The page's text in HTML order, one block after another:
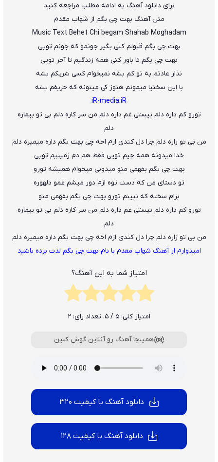
برای دانلود آهنگ به ادامه مطلب مراجعه کنید
متن آهنگ بهت چی بگم از شهاب مقدم
Music Text Behet Chi begam Shahab Moghadam
بهت چی بگم قبولم کنی بگیر جونمو که جونم تویی
بهت چی بگم تا باور کنی همه زندگیم تا آخر تویی
نذار عادتم به تو کم بشه نمیخوام کسی شریکم بشه
با این سختیا میمونم هنوز کی میتونه که حریفم بشه
iR-media.iR
تورو کم داره دلم نیستی غم داره دلم من سر کاره دلم بی تو بیماره
دلم
من بی تو زاره دلم چرا دل کندی ازم اخه چی بهت بگم داره میمیره دلم
خدا میدونه همه چیم تویی فقط هم دم زمینیم تویی
بهت چی بگم بفهمی منو میدونی میخوام همیشه تورو
تو دستای من که دست توه ازم دور میشم غمو دلهوره
برام سخته که نبینم تورو بهت چی بگم بفهمی منو
تورو کم داره دلم نیستی غم داره دلم من سر کاره دلم بی تو بیماره
دلم
من بی تو زاره دلم چرا دل کندی ازم اخه چی بهت بگم داره میمیره دلم
امیدوارم ازآهنگ شهاب مقدم با نام بهت چی بگم لذت برده باشید
امتیاز شما به این آهنگ؟
امتیاز کلی: 5 / 5. تعداد رای: 2
همینجا آهنگ رو آنلاین گوش کنین
دانلود آهنگ با کیفیت 320
دانلود آهنگ با کیفیت 128